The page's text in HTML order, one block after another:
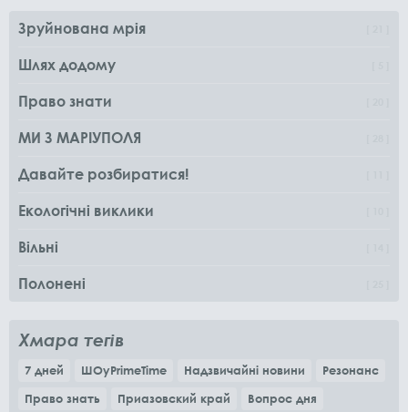
Зруйнована мрія
Шлях додому
Право знати
МИ З МАРІУПОЛЯ
Давайте розбиратися!
Екологічні виклики
Вільні
Полонені
Хмара тегів
7 дней ШОуPrimeTime Надзвичайні новини
Резонанс
Право знать
Приазовский край
Вопрос дня